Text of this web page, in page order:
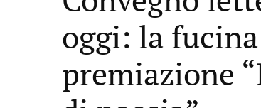
oggi: la
premiazione